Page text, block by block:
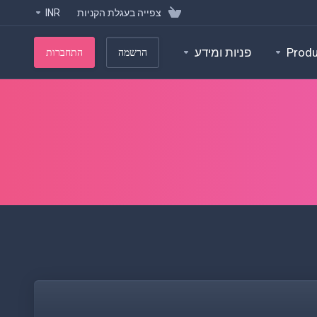
צפייה בעגלת הקניות INR
פניות ומידע הרשמה התחברות